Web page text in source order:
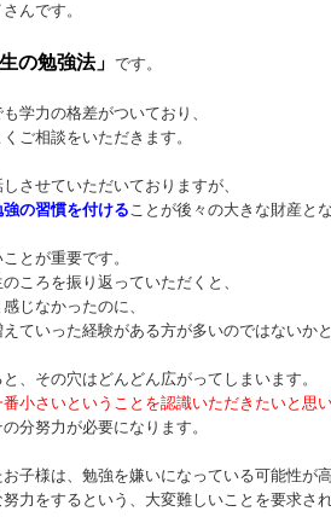
んです。
の勉強法」 です。
学力の格差がついており、
ご相談をいただきます。
させていただいておりますが、
の習慣を付けることが後々の大きな財産と
とが重要です。
ころを振り返っていただくと、
じなかったのに、
ていった経験がある方が多いのではないか
、その穴はどんどん広がってしまいます。
小さいということを認識いただきたいと思
分努力が必要になります。
子様は、勉強を嫌いになっている可能性が
力をするという、 大変難しいことを要求さ